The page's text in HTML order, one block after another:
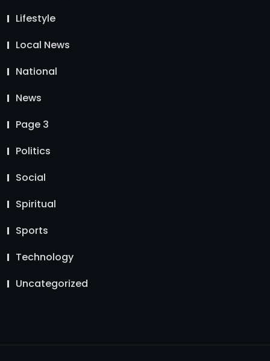
Lifestyle
Local News
National
News
Page 3
Politics
Social
Spiritual
Sports
Technology
Uncategorized